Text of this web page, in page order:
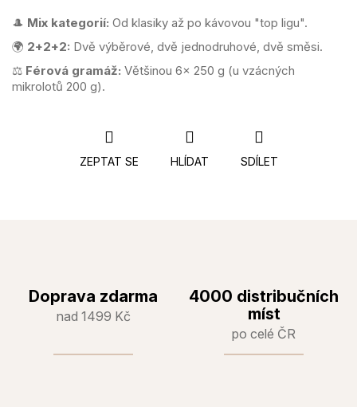
🎩 Mix kategorií: Od klasiky až po kávovou "top ligu".
🌍 2+2+2: Dvě výběrové, dvě jednodruhové, dvě směsi.
⚖️ Férová gramáž: Většinou 6× 250 g (u vzácných
mikrolotů 200 g).
ZEPTAT SE HLÍDAT SDÍLET
Doprava zdarma
nad 1499 Kč
4000 distribučních
míst
po celé ČR